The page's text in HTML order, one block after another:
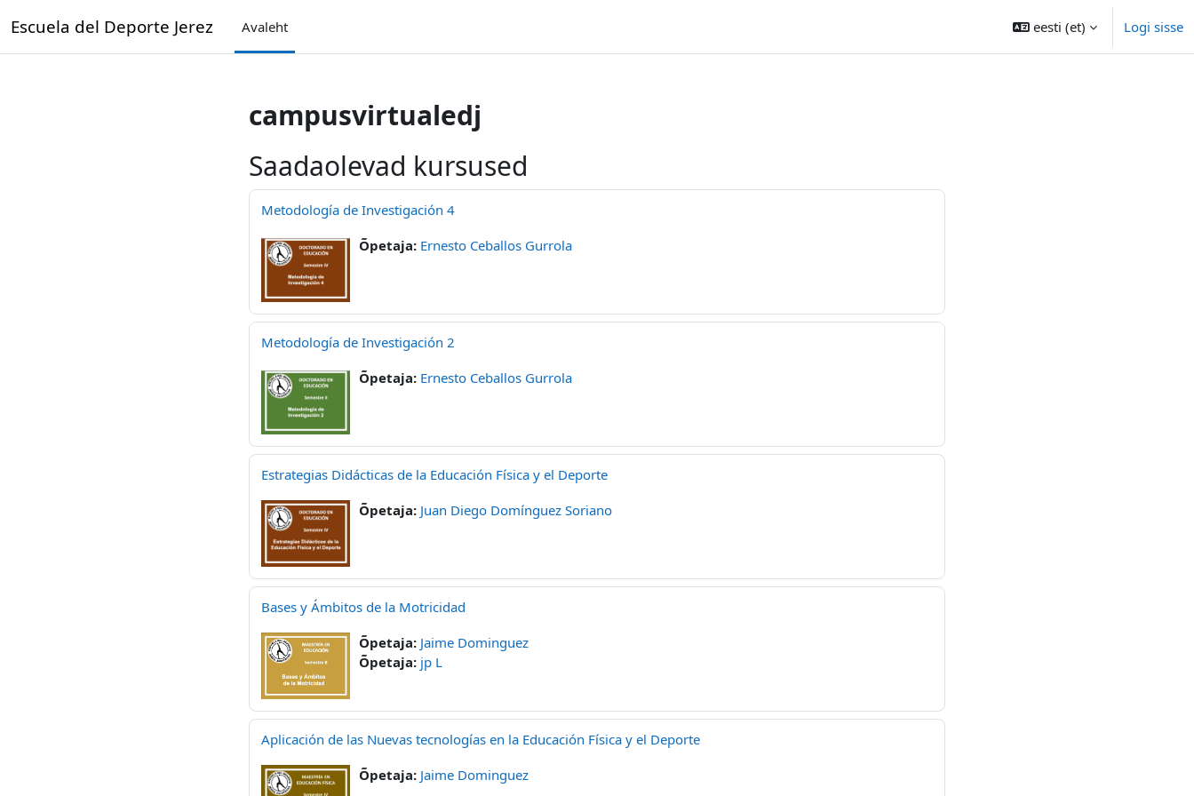
Escuela del Deporte Jerez Avaleht eesti ‎(et)‎ Logi sisse
campusvirtualedj
Saadaolevad kursused
Metodología de Investigación 4
Õpetaja: Ernesto Ceballos Gurrola
Metodología de Investigación 2
Õpetaja: Ernesto Ceballos Gurrola
Estrategias Didácticas de la Educación Física y el Deporte
Õpetaja: Juan Diego Domínguez Soriano
Bases y Ámbitos de la Motricidad
Õpetaja: Jaime Dominguez
Õpetaja: jp L
Aplicación de las Nuevas tecnologías en la Educación Física y el Deporte
Õpetaja: Jaime Dominguez